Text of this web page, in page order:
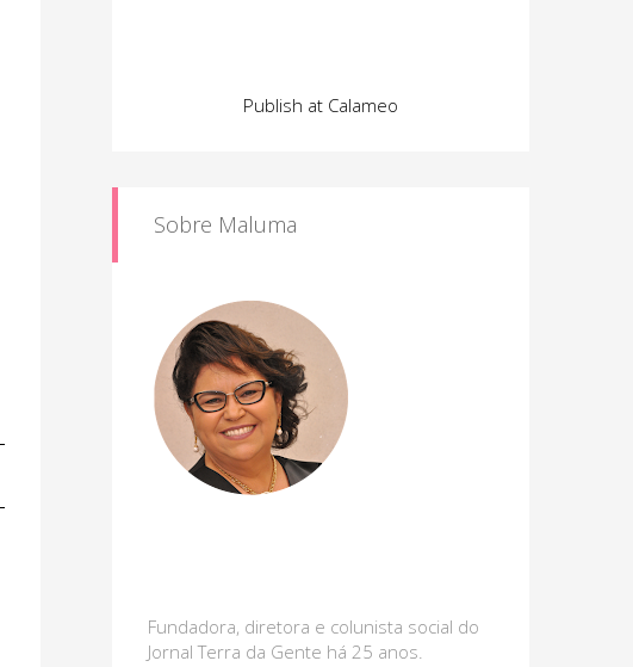
Publish at Calameo
Sobre Maluma
Fundadora, diretora e colunista social do
Jornal Terra da Gente há 25 anos.